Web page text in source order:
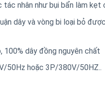
nhân như bụi bẩn làm
dây và vòng bi loại bỏ
dây đồng nguyên chất
50Hz hoặc 3P/380V/50HZ..